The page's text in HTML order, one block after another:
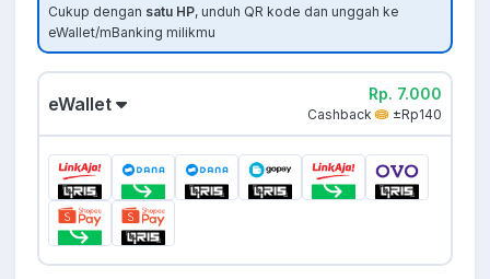
Cukup dengan satu HP, unduh QR kode dan unggah ke
eWallet/mBanking milikmu
eWallet Rp. 7.000
Cashback ±Rp140